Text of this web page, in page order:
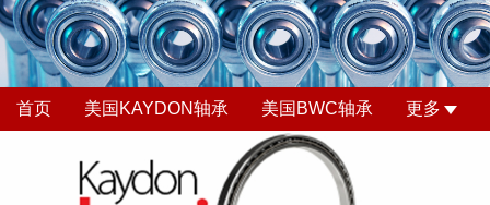
首页 美国KAYDON轴承 美国BWC轴承 更多